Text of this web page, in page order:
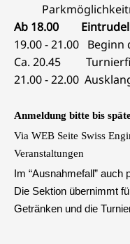
Ab 18.00
19.00 - 21.00 Beginn
Ca. 20.45
21.00 - 22.00
Anmeldung bitte bis
Via WEB Seite Swiss
Veranstaltungen
Im “Ausnahmefall”
Die Sektion übernimmt
Getränken und die